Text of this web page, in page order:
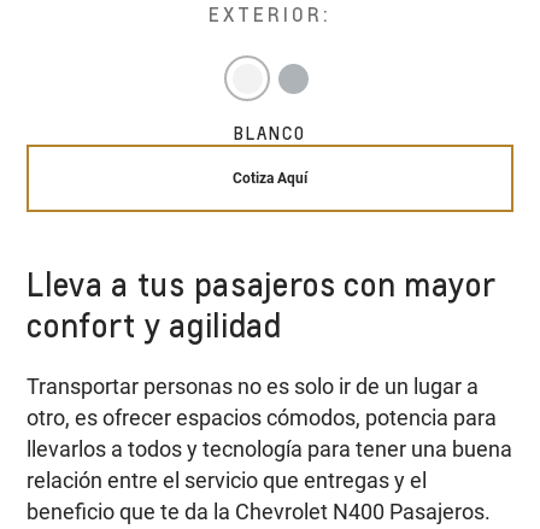
EXTERIOR:
BLANCO
Cotiza Aquí
Lleva a tus pasajeros con mayor
confort y agilidad
Transportar personas no es solo ir de un lugar a
otro, es ofrecer espacios cómodos, potencia para
llevarlos a todos y tecnología para tener una buena
relación entre el servicio que entregas y el
beneficio que te da la Chevrolet N400 Pasajeros.